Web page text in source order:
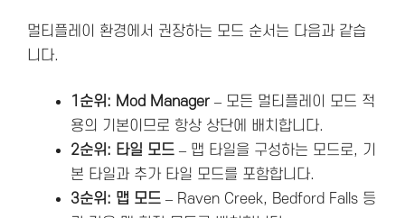
멀티플레이 환경에서 권장하는 모드 순서는 다음과 같습
니다.
1순위: Mod Manager – 모든 멀티플레이 모드 적
용의 기본이므로 항상 상단에 배치합니다.
2순위: 타일 모드 – 맵 타일을 구성하는 모드로, 기
본 타일과 추가 타일 모드를 포함합니다.
3순위: 맵 모드 – Raven Creek, Bedford Falls 등